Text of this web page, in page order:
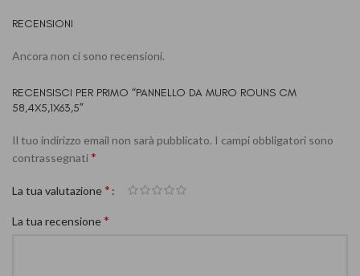
RECENSIONI
Ancora non ci sono recensioni.
RECENSISCI PER PRIMO “PANNELLO DA MURO ROUNS CM
58,4X5,1X63,5”
Il tuo indirizzo email non sarà pubblicato. I campi obbligatori sono
contrassegnati*
La tua valutazione*
La tua recensione*